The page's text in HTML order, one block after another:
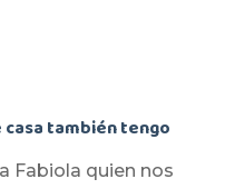
también tengo
Fabiola quien nos